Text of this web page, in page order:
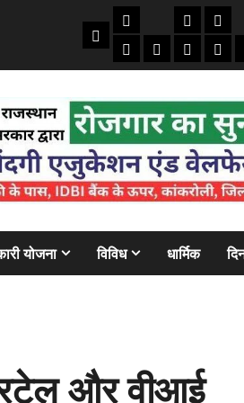
Home
तकनीकी
ऑटो
मोबाइल
क्राइम/
अजबबैंक
योजना विविध धार्मिक
और वीआई